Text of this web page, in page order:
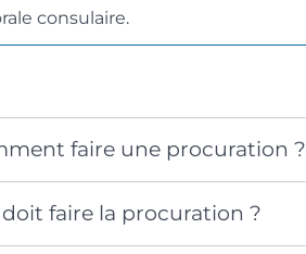
consulaire.
faire une procuration ?
faire la procuration ?